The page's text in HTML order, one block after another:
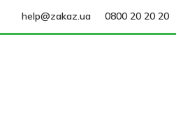
help@zakaz.ua 0800 20 20 20